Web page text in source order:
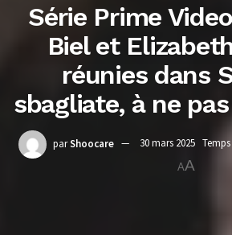
Série Prime
Biel et
réunies dans
sbagliate, à ne
par Shoocare 30 mars 2025
AA